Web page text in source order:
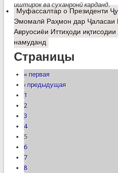
иштирок ва суханронӣ карданд.
Муфассалтаро Президенти
Эмомалӣ Раҳмон дар Ҷаласаи
Авруосиёи Иттиҳоди
намуданд
Страницы
« первая
‹ предыдущая
1
2
3
4
5
6
7
8